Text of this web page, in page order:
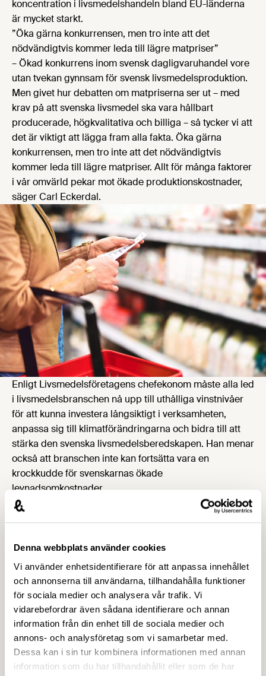
Denna webbplats använder cookies
Vi använder enhetsidentifierare för att anpassa innehållet
och annonserna till användarna, tillhandahålla funktioner
för sociala medier och analysera vår trafik. Vi
vidarebefordrar även sådana identifierare och annan
information från din enhet till de sociala medier och
annons- och analysföretag som vi samarbetar med.
Dessa kan i sin tur kombinera informationen med annan
information som du har tillhandahållit eller som de har
koncentration i livsmedelshandeln bland EU-länderna
är mycket starkt.
”Öka gärna konkurrensen, men tro inte att det
nödvändigtvis kommer leda till lägre matpriser”
– Ökad konkurrens inom svensk dagligvaruhandel vore
utan tvekan gynnsam för svensk livsmedelsproduktion.
Men givet hur debatten om matpriserna ser ut – med
krav på att svenska livsmedel ska vara hållbart
producerade, högkvalitativa och billiga – så tycker vi att
det är viktigt att lägga fram alla fakta. Öka gärna
konkurrensen, men tro inte att det nödvändigtvis
kommer leda till lägre matpriser. Allt för många faktorer
i vår omvärld pekar mot ökade produktionskostnader,
säger Carl Eckerdal.
Enligt Livsmedelsföretagens chefekonom måste alla led
i livsmedelsbranschen nå upp till uthålliga vinstnivåer
för att kunna investera långsiktigt i verksamheten,
anpassa sig till klimatförändringarna och bidra till att
stärka den svenska livsmedelsberedskapen. Han menar
också att branschen inte kan fortsätta vara en
krockkudde för svenskarnas ökade
levnadsomkostnader.
– Megatrender i form av ett varmare klimat, en växande
global befolkning och ökande geopolitisk oro pekar alla
Framöver kommer maten med stor sannolikhet att ta en
större andel av vår inkomst i anspråk. Det är ingen
önskvärd utveckling, men vi möter den bättre genom att
acceptera den och förbereda oss, än om vi fortsätter att
blunda för verkligheten, säger Carl Eckerdal.
För mer information
Carl Eckerdal